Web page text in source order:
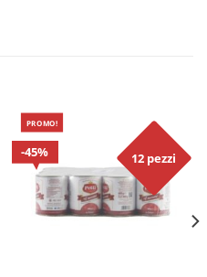
12 pezzi
45%
PROMO!